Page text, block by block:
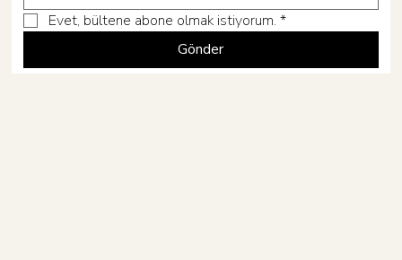
Evet, bültene abone olmak istiyorum. *
Gönder